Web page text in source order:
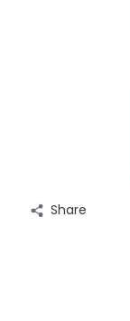
Share